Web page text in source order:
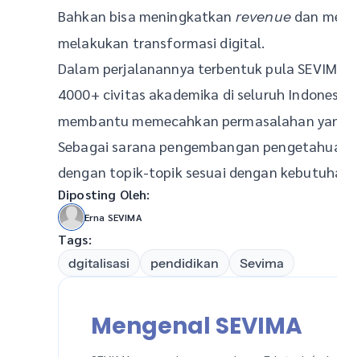
Bahkan bisa meningkatkan revenue dan
melakukan transformasi digital.
Dalam perjalanannya terbentuk pula
4000+ civitas akademika di seluruh
membantu memecahkan permasalahan
Sebagai sarana pengembangan
dengan topik-topik sesuai dengan
Diposting Oleh:
Erna SEVIMA
Tags:
dgitalisasi pendidikan Sevima
Mengenal SEVIMA